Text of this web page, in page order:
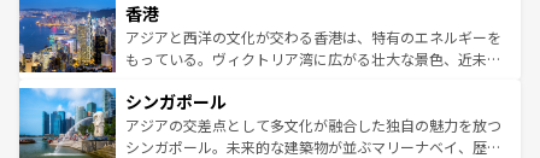
とつ。フォーやバインミー、ベトナムコーヒーなどは、ぜ
ひ現地で味わいたい。どの地域を訪れてもあたたかい人々
が旅行者を迎えてくれるので、きっと忘れられない旅にな
参照してほしい。
の活気が交差している。北部ではチェンマイなどの山岳地
帯で自然と触れ合い、南部ではプーケットやクラビの美し
いビーチでリゾート気分を楽しむことができる。タイ料理
激する。気候は一年中温暖で、どの季節にも異なる楽しみ
が待っている。親しみやすいタイの人々、仏教を中心とし
た文化、そして多様な観光資源が、訪れる旅人を魅了し続
香港
アジアと西洋の文化が交わる香港は、特有のエネルギーを
もっている。ヴィクトリア湾に広がる壮大な景色、近未来
み、どこを訪れても感動するはず。観光スポットが密集し
ており、効率よく見どころを回れるのも魅力。息をのむよ
うな絶景から文化的な体験まで、香港を存分に楽しみ尽く
シンガポール
アジアの交差点として多文化が融合した独自の魅力を放つ
シンガポール。未来的な建築物が並ぶマリーナベイ、歴史